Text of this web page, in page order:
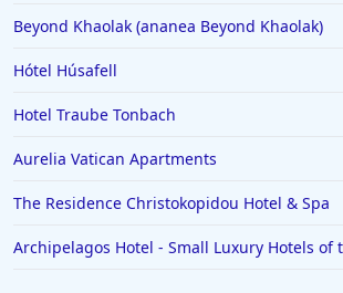
Beyond Khaolak (ananea Beyond Khaolak)
Hótel Húsafell
Hotel Traube Tonbach
Aurelia Vatican Apartments
The Residence Christokopidou Hotel & Spa
Archipelagos Hotel - Small Luxury Hotels of